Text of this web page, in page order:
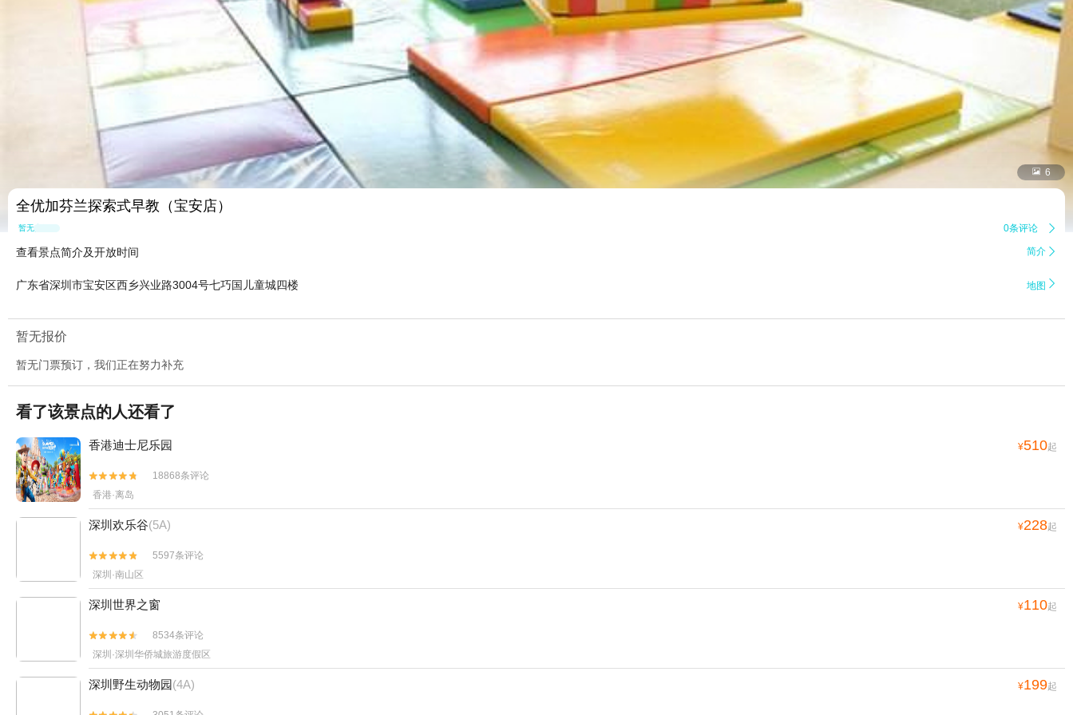
 6
全优加芬兰探索式早教（宝安店）
暂无点评 0条评论 
查看景点简介及开放时间 简介 
广东省深圳市宝安区西乡兴业路3004号七巧国儿童城四楼 地图 
暂无报价
暂无门票预订，我们正在努力补充
看了该景点的人还看了
香港迪士尼乐园 ¥510起


18868条评论
香港·离岛
深圳欢乐谷(5A) ¥228起


5597条评论
深圳·南山区
深圳世界之窗 ¥110起


8534条评论
深圳·深圳华侨城旅游度假区
深圳野生动物园(4A) ¥199起